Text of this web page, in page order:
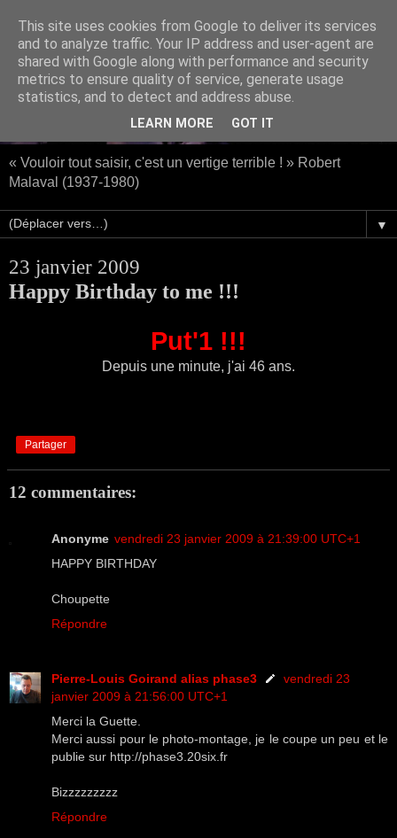
« Vouloir tout saisir, c'est un vertige terrible ! » Robert
Malaval (1937-1980)
▼
23 janvier 2009
Happy Birthday to me !!!
Put'1 !!!
Depuis une minute, j'ai 46 ans.
Partager
12 commentaires:
Anonyme vendredi 23 janvier 2009 à 21:39:00 UTC+1
HAPPY BIRTHDAY
Choupette
Répondre
Pierre-Louis Goirand alias phase3
vendredi 23
janvier 2009 à 21:56:00 UTC+1
Merci la Guette.
Merci aussi pour le photo-montage, je le coupe un peu et le
publie sur http://phase3.20six.fr
Bizzzzzzzzz
Répondre
This site uses cookies from Google to deliver its services
and to analyze traffic. Your IP address and user-agent are
shared with Google along with performance and security
metrics to ensure quality of service, generate usage
statistics, and to detect and address abuse.
LEARN MORE GOT IT